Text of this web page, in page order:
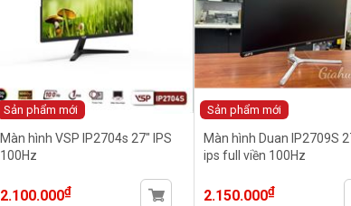
Sản phẩm mới
Màn hình VSP IP2704s 27" IPS
100Hz
2.100.000₫
Sản phẩm mới
Màn hình Duan IP2709S
ips full viền 100Hz
2.150.000₫